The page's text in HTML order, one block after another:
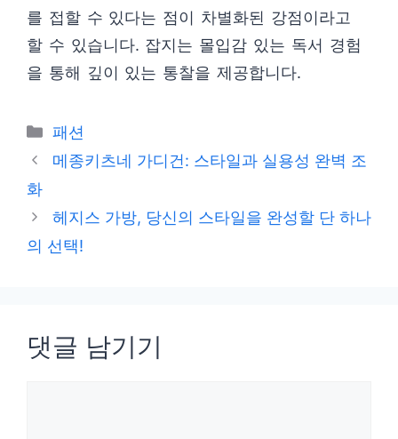
를 접할 수 있다는 점이 차별화된 강점이라고
할 수 있습니다. 잡지는 몰입감 있는 독서 경험
을 통해 깊이 있는 통찰을 제공합니다.
카
테
패션
메종키츠네 가디건: 스타일과 실용성 완벽 조
화
헤지스 가방, 당신의 스타일을 완성할 단 하나
의 선택!
댓글 남기기